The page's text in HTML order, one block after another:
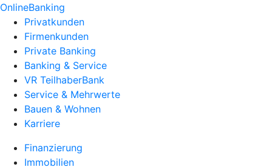
OnlineBanking
Privatkunden
Firmenkunden
Private Banking
Banking & Service
VR TeilhaberBank
Service & Mehrwerte
Bauen & Wohnen
Karriere
Finanzierung
Immobilien